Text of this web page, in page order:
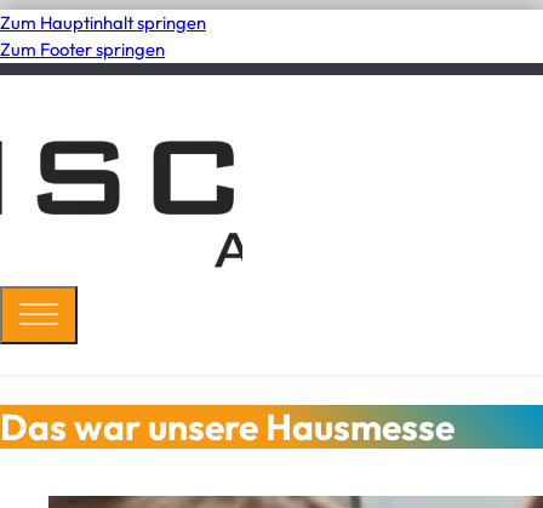
Zum Hauptinhalt springen
Zum Footer springen
Das war unsere Hausmesse